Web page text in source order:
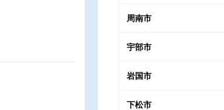
周南市
宇部市
岩国市
下松市